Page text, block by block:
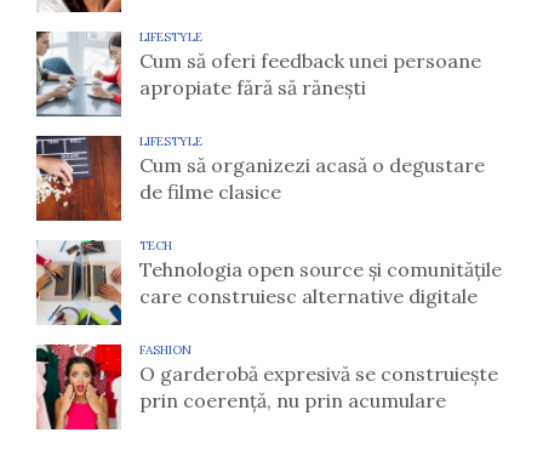
LIFESTYLE
Cum să oferi feedback unei persoane
apropiate fără să rănești
LIFESTYLE
Cum să organizezi acasă o degustare
de filme clasice
TECH
Tehnologia open source și comunitățile
care construiesc alternative digitale
FASHION
O garderobă expresivă se construiește
prin coerență, nu prin acumulare